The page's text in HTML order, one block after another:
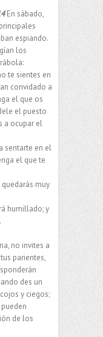
En sábado,
espiando.
los
te sientes en
convidado a
el que os
el puesto
a ocupar el
sentarte en el
el que te
quedarás muy
humillado; y
no invites a
parientes,
des un
y ciegos;
de los